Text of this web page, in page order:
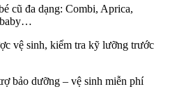
cũ đa dạng: Combi, Aprica,
vệ sinh, kiểm tra kỹ lưỡng trước
bảo dưỡng – vệ sinh miễn phí